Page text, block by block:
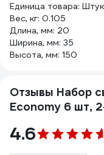
Единица товара:
Вес, кг: 0.105
Длина, мм: 20
Ширина, мм: 35
Высота, мм: 150
Отзывы Набор
Economy 6 шт,
4.6